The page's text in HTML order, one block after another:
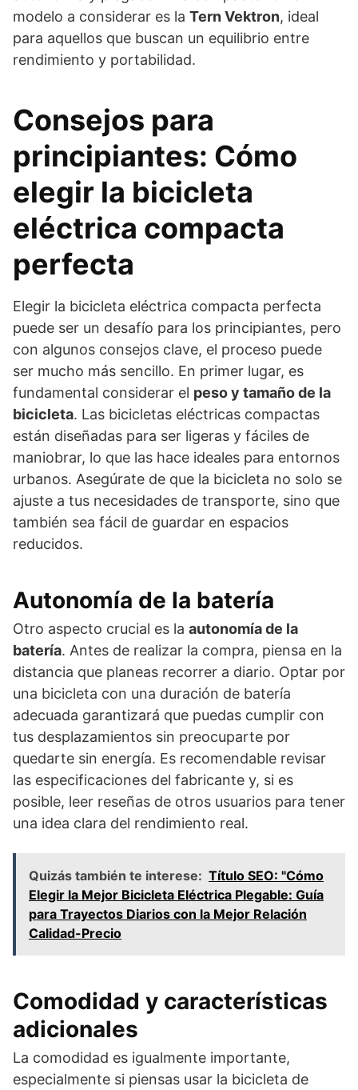
modelo a considerar es la Tern Vektron, ideal
para aquellos que buscan un equilibrio entre
rendimiento y portabilidad.
Consejos para
principiantes: Cómo
elegir la bicicleta
eléctrica compacta
perfecta
Elegir la bicicleta eléctrica compacta perfecta
puede ser un desafío para los principiantes, pero
con algunos consejos clave, el proceso puede
ser mucho más sencillo. En primer lugar, es
fundamental considerar el peso y tamaño de la
bicicleta. Las bicicletas eléctricas compactas
están diseñadas para ser ligeras y fáciles de
maniobrar, lo que las hace ideales para entornos
urbanos. Asegúrate de que la bicicleta no solo se
ajuste a tus necesidades de transporte, sino que
también sea fácil de guardar en espacios
reducidos.
Autonomía de la batería
Otro aspecto crucial es la autonomía de la
batería. Antes de realizar la compra, piensa en la
distancia que planeas recorrer a diario. Optar por
una bicicleta con una duración de batería
adecuada garantizará que puedas cumplir con
tus desplazamientos sin preocuparte por
quedarte sin energía. Es recomendable revisar
las especificaciones del fabricante y, si es
posible, leer reseñas de otros usuarios para tener
una idea clara del rendimiento real.
Quizás también te interese: Título SEO: "Cómo
Elegir la Mejor Bicicleta Eléctrica Plegable: Guía
para Trayectos Diarios con la Mejor Relación
Calidad-Precio
Comodidad y características
adicionales
La comodidad es igualmente importante,
especialmente si piensas usar la bicicleta de